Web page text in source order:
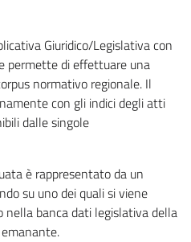
Giuridico/Legislativa con
permette di effettuare una
normativo regionale. Il
con gli indici degli atti
dalle singole
è rappresentato da un
su uno dei quali si viene
banca dati legislativa della